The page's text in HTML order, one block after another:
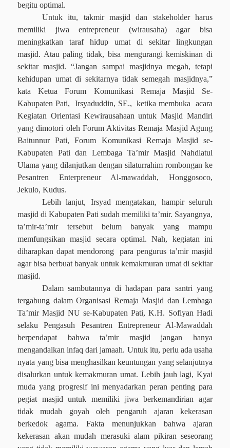
begitu optimal.
Untuk itu, takmir masjid dan stakeholder harus
memiliki jiwa entrepreneur (wirausaha) agar bisa
meningkatkan taraf hidup umat di sekitar lingkungan
masjid. Atau paling tidak, bisa mengurangi kemiskinan di
sekitar masjid. “Jangan sampai masjidnya megah, tetapi
kehidupan umat di sekitarnya tidak semegah masjidnya,”
kata Ketua Forum Komunikasi Remaja Masjid Se-
Kabupaten Pati,
Irsyaduddin, SE., ketika membuka
acara
Kegiatan Orientasi Kewirausahaan untuk Masjid Mandiri
yang dimotori oleh Forum Aktivitas Remaja Masjid Agung
Baitunnur Pati, Forum Komunikasi Remaja Masjid se-
Kabupaten Pati dan Lembaga Ta’mir Masjid Nahdlatul
Ulama yang dilanjutkan dengan silaturrahim rombongan ke
Pesantren Enterpreneur Al-mawaddah, Honggosoco,
Jekulo, Kudus.
Lebih lanjut, Irsyad mengatakan, hampir seluruh
masjid di Kabupaten Pati sudah memiliki ta’mir. Sayangnya,
ta’mir-ta’mir tersebut belum banyak yang mampu
memfungsikan masjid secara optimal. Nah, kegiatan ini
diharapkan dapat mendorong
para pengurus ta’mir masjid
agar bisa berbuat banyak untuk kemakmuran umat di sekitar
masjid.
Dalam sambutannya di hadapan para santri yang
tergabung dalam Organisasi Remaja Masjid dan Lembaga
Ta’mir Masjid NU se-Kabupaten Pati, K.H. Sofiyan Hadi
selaku Pengasuh Pesantren Entrepreneur Al-Mawaddah
berpendapat bahwa ta’mir masjid jangan hanya
mengandalkan infaq dari jamaah. Untuk itu, perlu ada usaha
nyata yang bisa menghasilkan keuntungan yang selanjutnya
disalurkan untuk kemakmuran umat. Lebih jauh lagi, Kyai
muda yang progresif ini menyadarkan peran penting para
pegiat masjid untuk memiliki jiwa berkemandirian agar
tidak mudah goyah oleh pengaruh ajaran kekerasan
berkedok agama. Fakta menunjukkan bahwa ajaran
kekerasan akan mudah merasuki alam pikiran seseorang